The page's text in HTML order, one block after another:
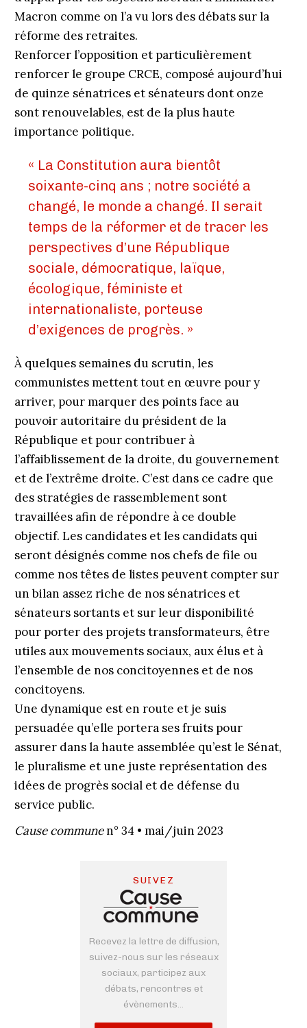
Macron comme on l’a vu lors des débats sur la
réforme des retraites.
Renforcer l’opposition et particulièrement
renforcer le groupe CRCE, composé aujourd’hui
de quinze sénatrices et sénateurs dont onze
sont renouvelables, est de la plus haute
importance politique.
« La Constitution aura bientôt
soixante-cinq ans ; notre société a
changé, le monde a changé. Il serait
temps de la réformer et de tracer les
perspectives d’une République
sociale, démocratique, laïque,
écologique, féministe et
internationaliste, porteuse
d’exigences de progrès. »
À quelques semaines du scrutin, les
communistes mettent tout en œuvre pour y
arriver, pour marquer des points face au
pouvoir autoritaire du président de la
République et pour contribuer à
l’affaiblissement de la droite, du gouvernement
et de l’extrême droite. C’est dans ce cadre que
des stratégies de rassemblement sont
travaillées afin de répondre à ce double
objectif. Les candidates et les candidats qui
seront désignés comme nos chefs de file ou
comme nos têtes de listes peuvent compter sur
un bilan assez riche de nos sénatrices et
sénateurs sortants et sur leur disponibilité
pour porter des projets transformateurs, être
utiles aux mouvements sociaux, aux élus et à
l’ensemble de nos concitoyennes et de nos
concitoyens.
Une dynamique est en route et je suis
persuadée qu’elle portera ses fruits pour
assurer dans la haute assemblée qu’est le Sénat,
le pluralisme et une juste représentation des
idées de progrès social et de défense du
service public.
Cause communen° 34 • mai/juin 2023
SUIVEZ
Recevez la lettre de diffusion,
suivez-nous sur les réseaux
sociaux, participez aux
débats, rencontres et
évènements...